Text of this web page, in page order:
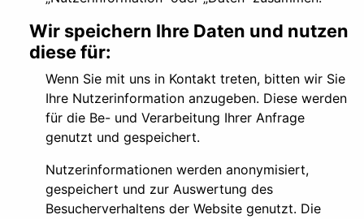
Wir speichern Ihre Daten und nutzen
diese für:
Wenn Sie mit uns in Kontakt treten, bitten wir Sie
Ihre Nutzerinformation anzugeben. Diese werden
für die Be- und Verarbeitung Ihrer Anfrage
genutzt und gespeichert.
Nutzerinformationen werden anonymisiert,
gespeichert und zur Auswertung des
Besucherverhaltens der Website genutzt. Die